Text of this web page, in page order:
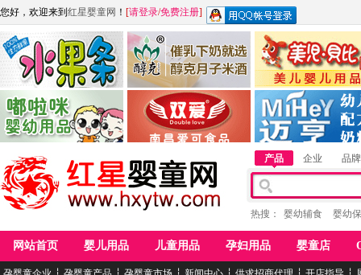
您好，欢迎来到 红星婴童网 ！ [请登录/免费注册]
江西麦嘟嘟食品有限公司
青岛嘟啦咪婴幼儿用品公司
江西醇之客月子米酒 惠州市美儿婴儿用品
湖南迈亨母婴用品有限
产品 企业 品牌
热搜： 婴幼辅食 婴幼
网站首页 婴儿用品 儿童用品 孕妇用品 婴童店